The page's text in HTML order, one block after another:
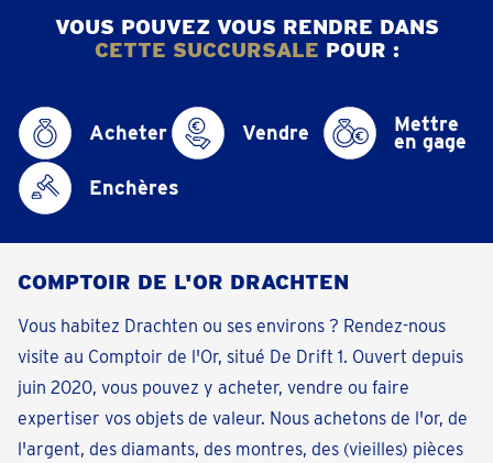
VOUS POUVEZ VOUS RENDRE DANS
CETTE SUCCURSALE POUR :
Acheter Vendre Mettre
en gage
Enchères
COMPTOIR DE L'OR DRACHTEN
Vous habitez Drachten ou ses environs ? Rendez-nous
visite au Comptoir de l'Or, situé De Drift 1. Ouvert depuis
juin 2020, vous pouvez y acheter, vendre ou faire
expertiser vos objets de valeur. Nous achetons de l'or, de
l'argent, des diamants, des montres, des (vieilles) pièces